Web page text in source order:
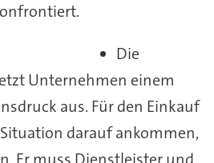
Die
Unternehmen einem
aus. Für den Einkauf
darauf ankommen,